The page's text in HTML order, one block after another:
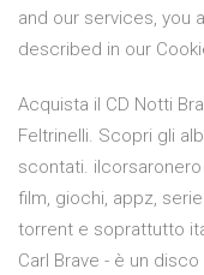
and our services, you
described in our
Acquista il CD Notti
Feltrinelli. Scopri gli
scontati.
film, giochi, appz,
torrent e soprattutto
Carl Brave - è un